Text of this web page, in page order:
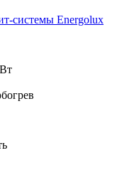
системы Energolux